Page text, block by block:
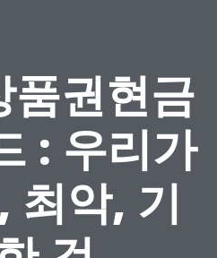
품권현금
: 우리가
최악, 기